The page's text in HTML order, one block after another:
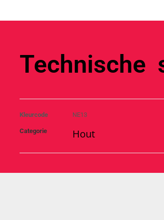
Technische
Kleurcode NE13
Categorie Hout